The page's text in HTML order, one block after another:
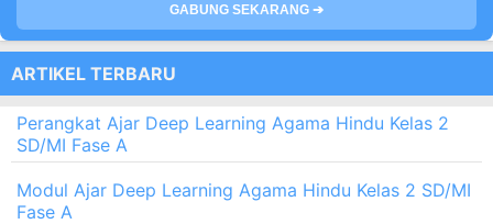
GABUNG SEKARANG ➔
ARTIKEL TERBARU
Perangkat Ajar Deep Learning Agama Hindu Kelas 2
SD/MI Fase A
Modul Ajar Deep Learning Agama Hindu Kelas 2 SD/MI
Fase A